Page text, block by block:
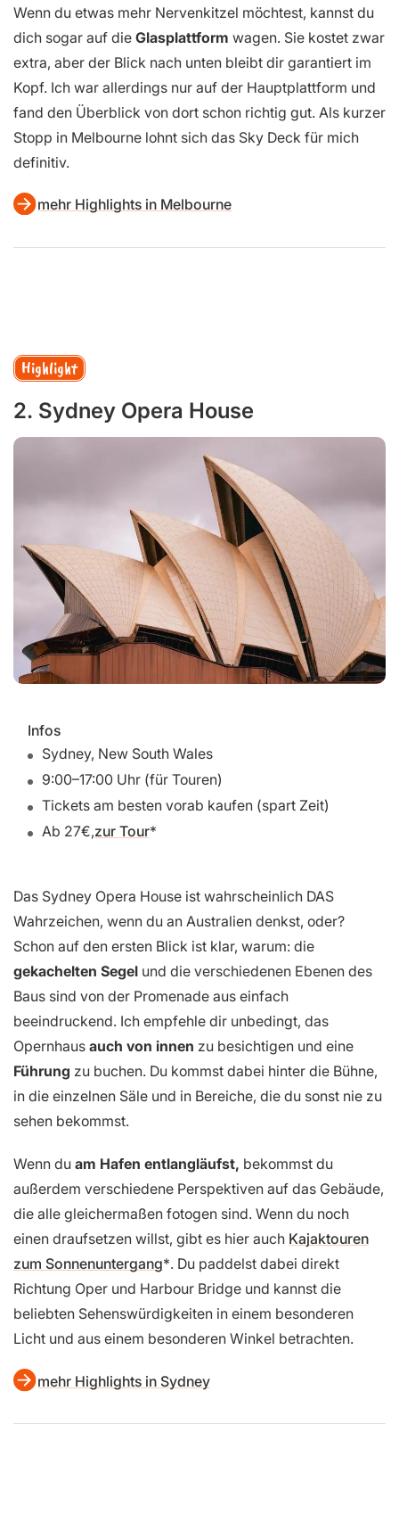
Wenn du etwas mehr Nervenkitzel möchtest, kannst du
dich sogar auf die Glasplattform wagen. Sie kostet zwar
extra, aber der Blick nach unten bleibt dir garantiert im
Kopf. Ich war allerdings nur auf der Hauptplattform und
fand den Überblick von dort schon richtig gut. Als kurzer
Stopp in Melbourne lohnt sich das Sky Deck für mich
definitiv.
mehr Highlights in Melbourne
Highlight
2. Sydney Opera House
Infos
Sydney, New South Wales
9:00–17:00 Uhr (für Touren)
Tickets am besten vorab kaufen (spart Zeit)
Ab 27€,zur Tour
Das Sydney Opera House ist wahrscheinlich DAS
Wahrzeichen, wenn du an Australien denkst, oder?
Schon auf den ersten Blick ist klar, warum: die
gekachelten Segel und die verschiedenen Ebenen des
Baus sind von der Promenade aus einfach
beeindruckend. Ich empfehle dir unbedingt, das
Opernhaus auch von innen zu besichtigen und eine
Führung zu buchen. Du kommst dabei hinter die Bühne,
in die einzelnen Säle und in Bereiche, die du sonst nie zu
sehen bekommst.
Wenn du am Hafen entlangläufst, bekommst du
außerdem verschiedene Perspektiven auf das Gebäude,
die alle gleichermaßen fotogen sind. Wenn du noch
einen draufsetzen willst, gibt es hier auch Kajaktouren
zum Sonnenuntergang . Du paddelst dabei direkt
Richtung Oper und Harbour Bridge und kannst die
beliebten Sehenswürdigkeiten in einem besonderen
Licht und aus einem besonderen Winkel betrachten.
mehr Highlights in Sydney